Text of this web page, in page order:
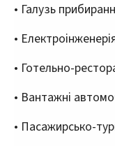
• Галузь
•
• Готельно-
• Вантажні
• Пасажирсько-